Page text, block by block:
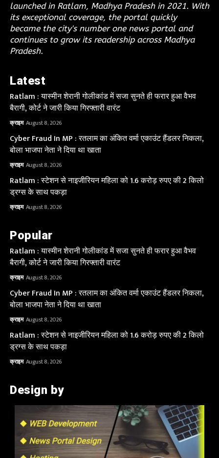
launched in Ratlam, Madhya Pradesh in 2021. With
its exceptional coverage, the portal quickly
became the city's number one news portal and
continues to grow its readership across Madhya
Pradesh.
Latest
Ratlam : यास्मीन शेरानी गोलीकांड में सजा सुनते ही फरार हुआ वैभव
बैरागी, कोर्ट ने जारी किया गिरफ्तारी वारंट
क्राइम August 8, 2026
Cyber Fraud In MP : रतलाम का अंकित वर्मा एकाउंट हैंडलर निकला,
बोला भाजपा नेता ने दिया था खाता
क्राइम August 8, 2026
Ratlam : स्टेशन से नाइजीरियन महिला को 1.6 करोड़ रुपए की 2 किलो
ड्रग्स के साथ पकड़ा
क्राइम August 8, 2026
Popular
Ratlam : यास्मीन शेरानी गोलीकांड में सजा सुनते ही फरार हुआ वैभव
बैरागी, कोर्ट ने जारी किया गिरफ्तारी वारंट
क्राइम August 8, 2026
Cyber Fraud In MP : रतलाम का अंकित वर्मा एकाउंट हैंडलर निकला,
बोला भाजपा नेता ने दिया था खाता
क्राइम August 8, 2026
Ratlam : स्टेशन से नाइजीरियन महिला को 1.6 करोड़ रुपए की 2 किलो
ड्रग्स के साथ पकड़ा
क्राइम August 8, 2026
Design by